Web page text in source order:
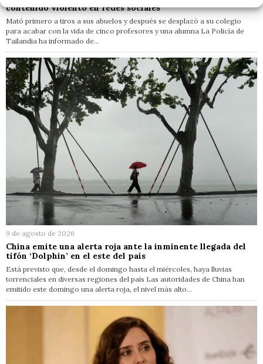
contenido violento en redes sociales
Mató primero a tiros a sus abuelos y después se desplazó a su colegio
para acabar con la vida de cinco profesores y una alumna La Policía de
Tailandia ha informado de…
9 de agosto de 2026
China emite una alerta roja ante la inminente llegada del
tifón ‘Dolphin’ en el este del país
Está previsto que, desde el domingo hasta el miércoles, haya lluvias
torrenciales en diversas regiones del país Las autoridades de China han
emitido este domingo una alerta roja, el nivel más alto…